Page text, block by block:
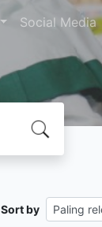
Social Media
Sort by